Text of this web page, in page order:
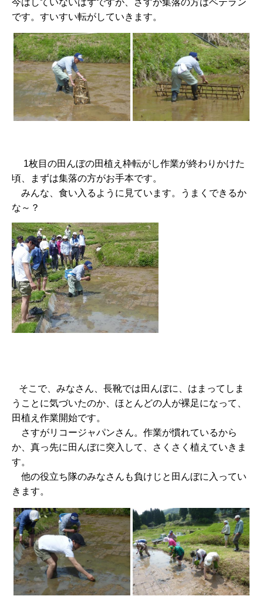
です。すいすい転がしていきます。
1枚目の田んぼの田植え枠転がし作業が終わりかけた
頃、まずは集落の方がお手本です。
みんな、食い入るように見ています。うまくできるか
な～？
そこで、みなさん、長靴では田んぼに、はまってしま
うことに気づいたのか、ほとんどの人が裸足になって、
田植え作業開始です。
さすがリコージャパンさん。作業が慣れているから
か、真っ先に田んぼに突入して、さくさく植えていきま
す。
他の役立ち隊のみなさんも負けじと田んぼに入ってい
きます。